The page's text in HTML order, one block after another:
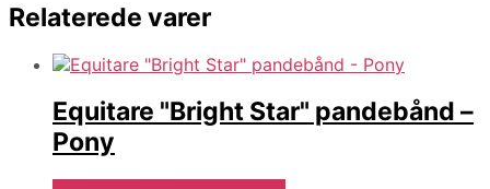
Relaterede varer
Equitare "Bright Star" pandebånd –
Pony